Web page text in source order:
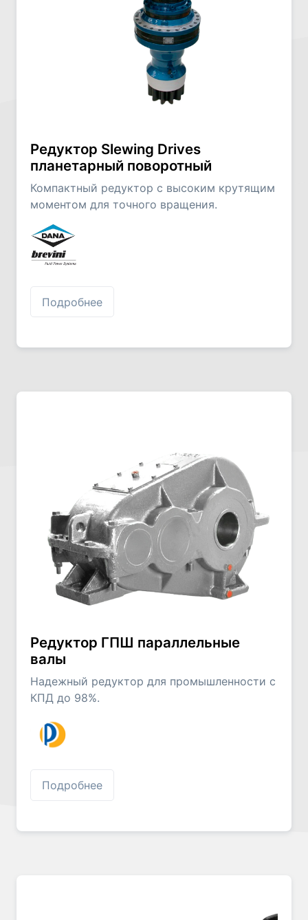
Редуктор Slewing Drives
планетарный поворотный
Компактный редуктор с высоким крутящим
моментом для точного вращения.
Подробнее
Редуктор ГПШ параллельные
валы
Надежный редуктор для промышленности с
КПД до 98%.
Подробнее